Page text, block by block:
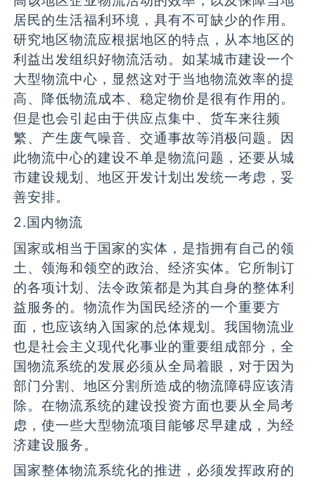
居民的生活福利环境，具有不可缺少的作用。
研究地区物流应根据地区的特点，从本地区的
利益出发组织好物流活动。如某城市建设一个
大型物流中心，显然这对于当地物流效率的提
高、降低物流成本、稳定物价是很有作用的。
但是也会引起由于供应点集中、货车来往频
繁、产生废气噪音、交通事故等消极问题。因
此物流中心的建设不单是物流问题，还要从城
市建设规划、地区开发计划出发统一考虑，妥
善安排。
2.国内物流
国家或相当于国家的实体，是指拥有自己的领
土、领海和领空的政治、经济实体。它所制订
的各项计划、法令政策都是为其自身的整体利
益服务的。物流作为国民经济的一个重要方
面，也应该纳入国家的总体规划。我国物流业
也是社会主义现代化事业的重要组成部分，全
国物流系统的发展必须从全局着眼，对于因为
部门分割、地区分割所造成的物流障碍应该清
除。在物流系统的建设投资方面也要从全局考
虑，使一些大型物流项目能够尽早建成，为经
济建设服务。
国家整体物流系统化的推进，必须发挥政府的